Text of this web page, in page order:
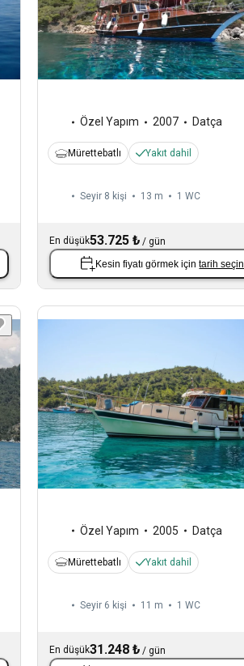
Özel Yapım 2007 Datça
Mürettebatlı Yakıt dahil
Seyir 8 kişi 13 m 1 WC
En düşük53.725 ₺/ gün
Kesin fiyatı görmek içintarih seçin
Özel Yapım 2005 Datça
Mürettebatlı Yakıt dahil
Seyir 6 kişi 11 m 1 WC
En düşük31.248 ₺/ gün